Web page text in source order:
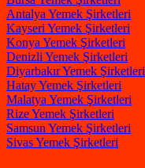
Antalya Yemek Şirketleri
Kayseri Yemek Şirketleri
Konya Yemek Şirketleri
Denizli Yemek Şirketleri
Diyarbakır Yemek Şirketleri
Hatay Yemek Şirketleri
Malatya Yemek Şirketleri
Rize Yemek Şirketleri
Samsun Yemek Şirketleri
Sivas Yemek Şirketleri